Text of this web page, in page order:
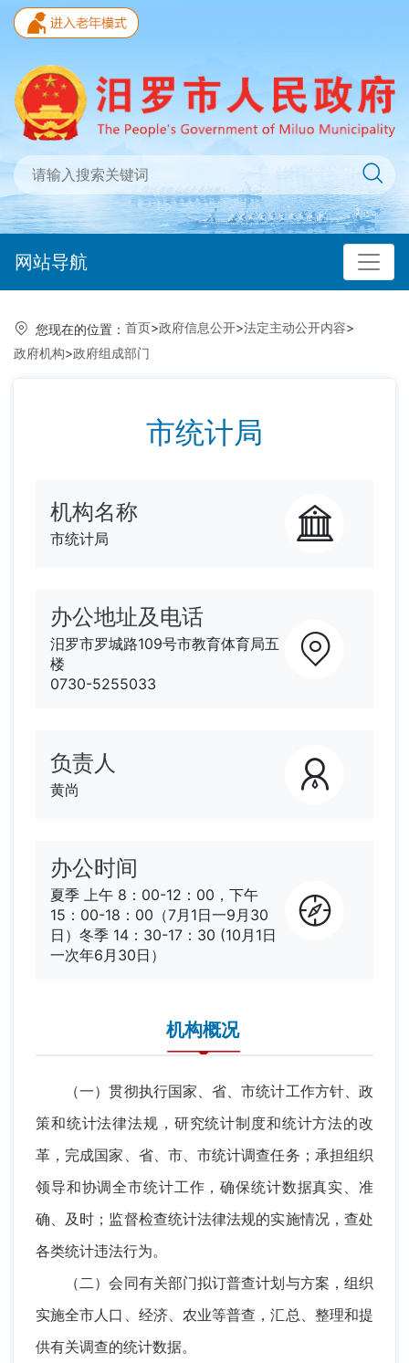
网站导航
您现在的位置： 首页>政府信息公开>法定主动公开内容>
政府机构>政府组成部门
市统计局
机构名称
市统计局
办公地址及电话
汨罗市罗城路109号市教育体育局五
楼
0730-5255033
负责人
黄尚
办公时间
夏季 上午 8：00-12：00，下午
15：00-18：00（7月1日一9月30
日）冬季 14：30-17：30 (10月1日
一次年6月30日）
机构概况
（一）贯彻执行国家、省、市统计工作方针、政
策和统计法律法规，研究统计制度和统计方法的改
革，完成国家、省、市、市统计调查任务；承担组织
领导和协调全市统计工作，确保统计数据真实、准
确、及时；监督检查统计法律法规的实施情况，查处
各类统计违法行为。
（二）会同有关部门拟订普查计划与方案，组织
实施全市人口、经济、农业等普查，汇总、整理和提
供有关调查的统计数据。